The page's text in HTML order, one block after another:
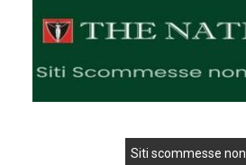
Siti scommesse non